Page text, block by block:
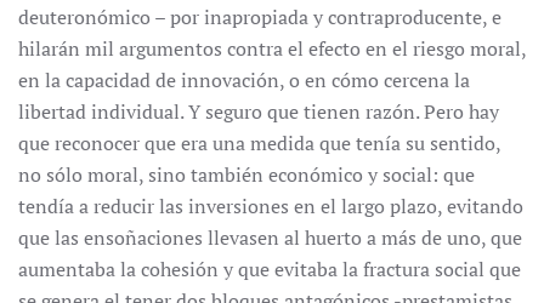
deuteronómico – por inapropiada y contraproducente, e
hilarán mil argumentos contra el efecto en el riesgo moral,
en la capacidad de innovación, o en cómo cercena la
libertad individual. Y seguro que tienen razón. Pero hay
que reconocer que era una medida que tenía su sentido,
no sólo moral, sino también económico y social: que
tendía a reducir las inversiones en el largo plazo, evitando
que las ensoñaciones llevasen al huerto a más de uno, que
aumentaba la cohesión y que evitaba la fractura social que